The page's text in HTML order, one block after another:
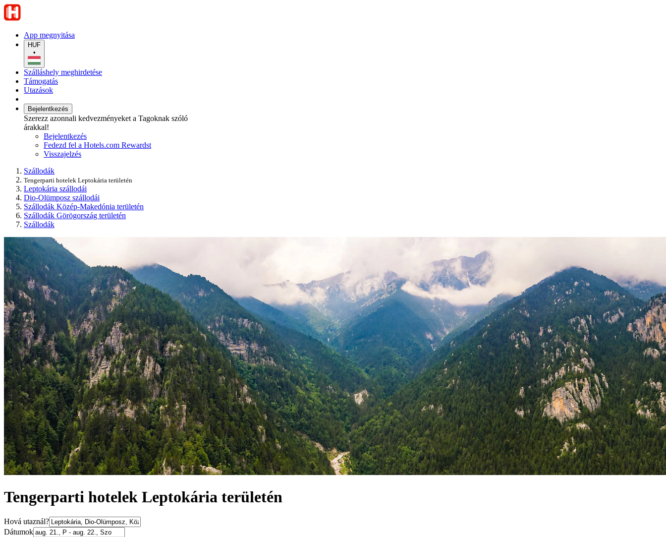
App megnyitása
HUF
•
Szálláshely meghirdetése
Támogatás
Utazások
Bejelentkezés
Szerezz azonnali kedvezményeket a Tagoknak szóló
árakkal!
Bejelentkezés
Fedezd fel a Hotels.com Rewardst
Visszajelzés
Szállodák
Tengerparti hotelek Leptokária területén
Leptokária szállodái
Dio-Olümposz szállodái
Szállodák Közép-Makedónia területén
Szállodák Görögország területén
Szállodák
Tengerparti hotelek Leptokária területén
Hová utaznál?
Dátumok